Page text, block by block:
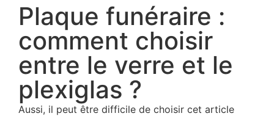
Plaque funéraire :
comment choisir
entre le verre et le
plexiglas ?
Aussi, il peut être difficile de choisir cet article